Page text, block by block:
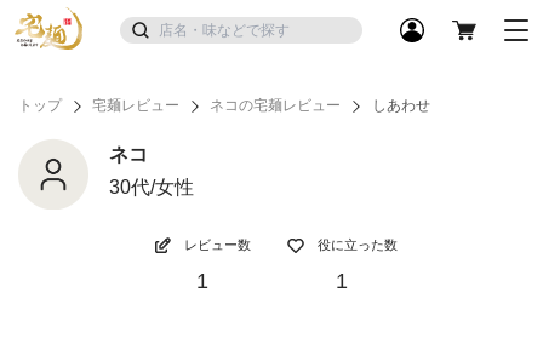
トップ 宅麺レビュー ネコの宅麺レビュー しあわせ
ネコ
30代/女性
レビュー数
1
役に立った数
1